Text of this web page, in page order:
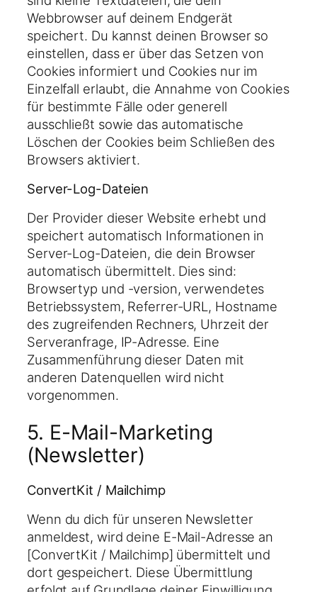
Webbrowser auf deinem Endgerät
speichert. Du kannst deinen Browser so
einstellen, dass er über das Setzen von
Cookies informiert und Cookies nur im
Einzelfall erlaubt, die Annahme von Cookies
für bestimmte Fälle oder generell
ausschließt sowie das automatische
Löschen der Cookies beim Schließen des
Browsers aktiviert.
Server-Log-Dateien
Der Provider dieser Website erhebt und
speichert automatisch Informationen in
Server-Log-Dateien, die dein Browser
automatisch übermittelt. Dies sind:
Browsertyp und -version, verwendetes
Betriebssystem, Referrer-URL, Hostname
des zugreifenden Rechners, Uhrzeit der
Serveranfrage, IP-Adresse. Eine
Zusammenführung dieser Daten mit
anderen Datenquellen wird nicht
vorgenommen.
5. E-Mail-Marketing
(Newsletter)
ConvertKit / Mailchimp
Wenn du dich für unseren Newsletter
anmeldest, wird deine E-Mail-Adresse an
[ConvertKit / Mailchimp] übermittelt und
dort gespeichert. Diese Übermittlung